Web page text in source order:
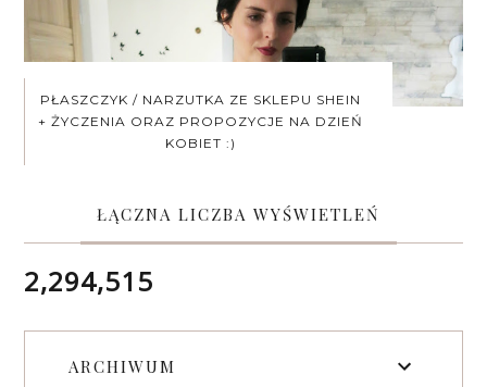
PŁASZCZYK / NARZUTKA ZE SKLEPU SHEIN
+ ŻYCZENIA ORAZ PROPOZYCJE NA DZIEŃ
KOBIET :)
ŁĄCZNA LICZBA WYŚWIETLEŃ
2,294,515
ARCHIWUM